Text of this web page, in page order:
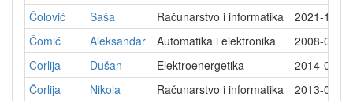
Čolović
Saša Računarstvo i informatika
2021-11-
Čomić
Aleksandar Automatika i elektronika
2008-03-
Čorlija
Dušan Elektroenergetika
2014-09-
Čorlija
Nikola Računarstvo i informatika
2013-07-